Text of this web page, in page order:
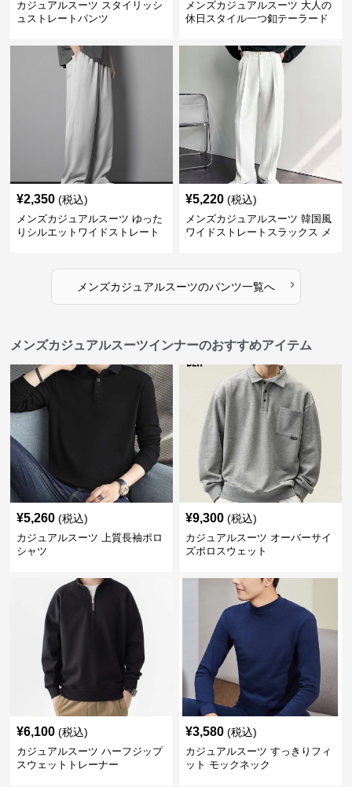
カジュアルスーツ スタイリッシ
ュストレートパンツ
メンズカジュアルスーツ 大人の
休日スタイル一つ釦テーラード
¥2,350 (税込)
メンズカジュアルスーツ ゆった
りシルエットワイドストレート
¥5,220 (税込)
メンズカジュアルスーツ 韓国風
ワイドストレートスラックス メ
メンズカジュアルスーツのパンツ一覧へ ›
メンズカジュアルスーツインナーのおすすめアイテム
¥5,260 (税込)
カジュアルスーツ 上質長袖ポロ
シャツ
¥9,300 (税込)
カジュアルスーツ オーバーサイ
ズポロスウェット
¥6,100 (税込)
カジュアルスーツ ハーフジップ
スウェットトレーナー
¥3,580 (税込)
カジュアルスーツ すっきりフィ
ット モックネック